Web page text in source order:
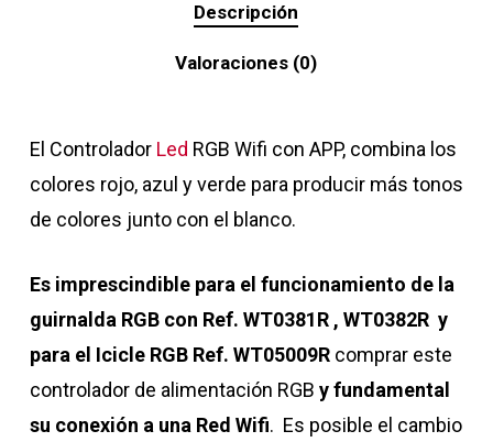
Descripción
Valoraciones (0)
El Controlador Led RGB Wifi con APP, combina los
colores rojo, azul y verde para producir más tonos
de colores junto con el blanco.
Es imprescindible para el funcionamiento de la
guirnalda RGB con Ref. WT0381R , WT0382R y
para el Icicle RGB Ref. WT05009Rcomprar este
controlador de alimentación RGB y fundamental
su conexión a una Red Wifi. Es posible el cambio